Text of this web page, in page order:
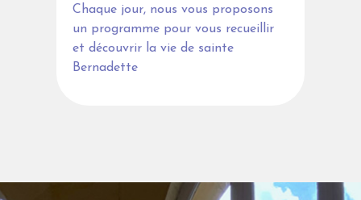
Chaque jour, nous vous proposons
un programme pour vous recueillir
et découvrir la vie de sainte
Bernadette